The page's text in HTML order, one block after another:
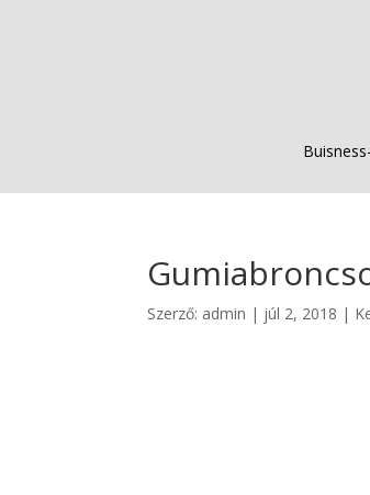
Szerző: admin | júl 2, 2018 |